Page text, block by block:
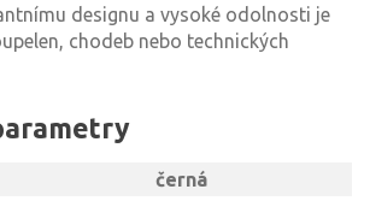
designu a vysoké odolnosti je
chodeb nebo technických
černá